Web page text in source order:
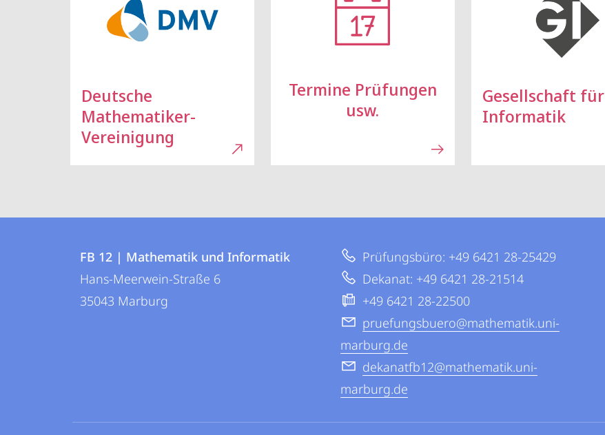
Deutsche
Mathematiker-
Vereinigung
Termine Prüfungen
usw.
Gesellschaft für
Informatik
Informationen
FB
12
FB 12 | Mathematik und Informatik
Hans-Meerwein-Straße 6
35043 Marburg
Prüfungsbüro: +49 6421 28-25429
Dekanat: +49 6421 28-21514
+49 6421 28-22500
pruefungsbuero@mathematik.uni-
marburg.de
dekanatfb12@mathematik.uni-
marburg.de